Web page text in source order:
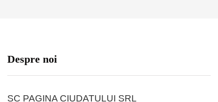
Despre noi
SC PAGINA CIUDATULUI SRL